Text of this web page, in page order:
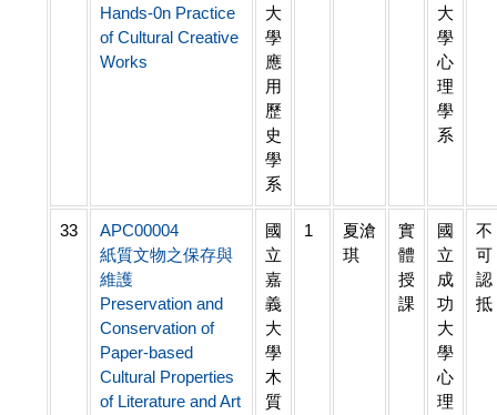
Hands-0n Practice
of Cultural Creative
Works
大
學
應
用
歷
史
學
系
大
學
心
理
學
系
33
APC00004
紙質文物之保存與
維護
Preservation and
Conservation of
Paper-based
Cultural Properties
of Literature and Art
國
立
嘉
義
大
學
木
質
1
夏滄
琪
實
體
授
課
國
立
成
功
大
學
心
理
不
可
認
抵